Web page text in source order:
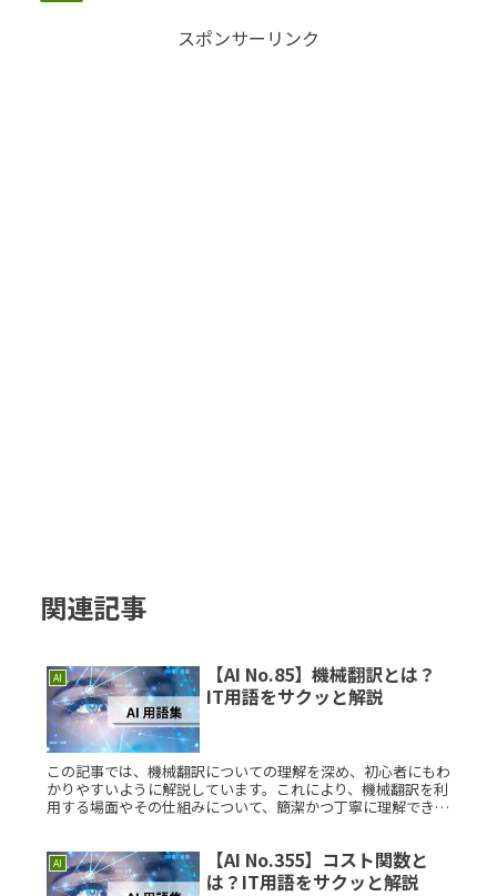
スポンサーリンク
関連記事
AI
【AI No.85】機械翻訳とは？
IT用語をサクッと解説
この記事では、機械翻訳についての理解を深め、初心者にもわ
かりやすいように解説しています。これにより、機械翻訳を利
用する場面やその仕組みについて、簡潔かつ丁寧に理解できる
AI
【AI No.355】コスト関数と
は？IT用語をサクッと解説